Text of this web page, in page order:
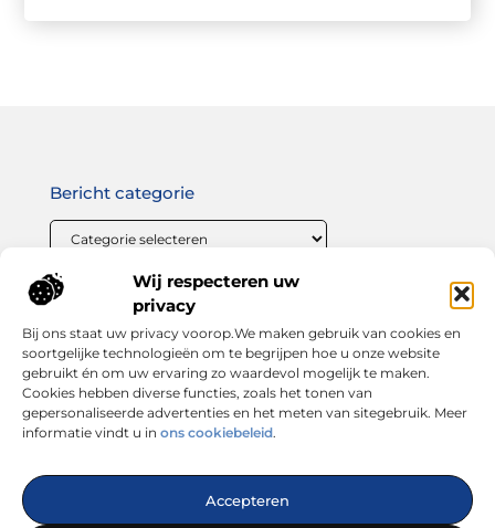
Wij respecteren uw
privacy
Bij ons staat uw privacy voorop.We maken gebruik van cookies en
soortgelijke technologieën om te begrijpen hoe u onze website
gebruikt én om uw ervaring zo waardevol mogelijk te maken.
Cookies hebben diverse functies, zoals het tonen van
gepersonaliseerde advertenties en het meten van sitegebruik. Meer
informatie vindt u in ons cookiebeleid.
Accepteren
Dé plek voor inspiratie, tips en trends
— Laat je verrassen door inspirerende blogs, handige
Onze informatie
Bericht categorie